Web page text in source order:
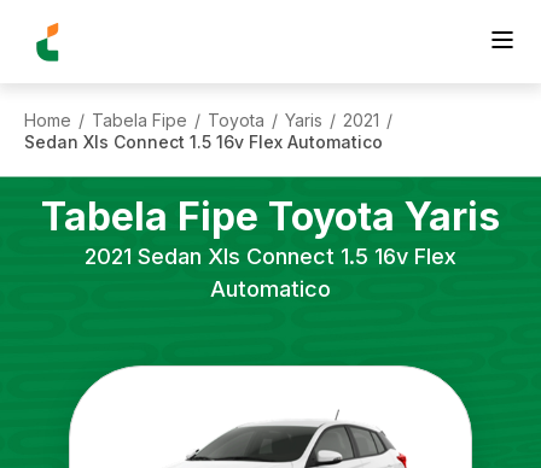
Home / Tabela Fipe / Toyota / Yaris / 2021 /
Sedan Xls Connect 1.5 16v Flex Automatico
Tabela Fipe Toyota Yaris
2021 Sedan Xls Connect 1.5 16v Flex
Automatico